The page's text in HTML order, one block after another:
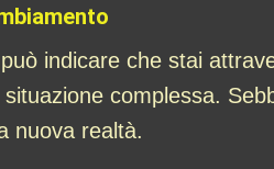
indicare che stai
complessa.
nuova realtà.